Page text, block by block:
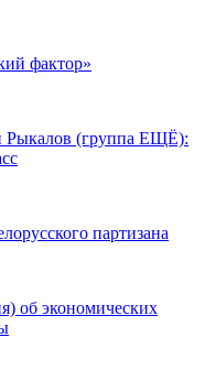
фактор»
(группа ЕЩЁ):
партизана
об экономических